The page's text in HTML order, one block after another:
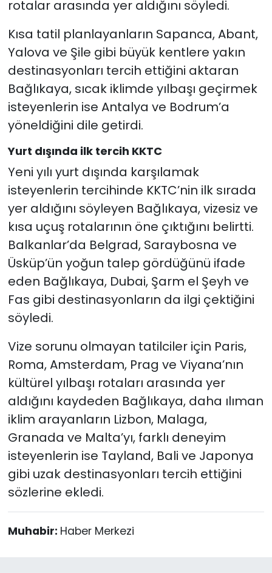
rotalar arasında yer aldığını söyledi.
Kısa tatil planlayanların Sapanca, Abant,
Yalova ve Şile gibi büyük kentlere yakın
destinasyonları tercih ettiğini aktaran
Bağlıkaya, sıcak iklimde yılbaşı geçirmek
isteyenlerin ise Antalya ve Bodrum’a
yöneldiğini dile getirdi.
Yurt dışında ilk tercih KKTC
Yeni yılı yurt dışında karşılamak
isteyenlerin tercihinde KKTC’nin ilk sırada
yer aldığını söyleyen Bağlıkaya, vizesiz ve
kısa uçuş rotalarının öne çıktığını belirtti.
Balkanlar’da Belgrad, Saraybosna ve
Üsküp’ün yoğun talep gördüğünü ifade
eden Bağlıkaya, Dubai, Şarm el Şeyh ve
Fas gibi destinasyonların da ilgi çektiğini
söyledi.
Vize sorunu olmayan tatilciler için Paris,
Roma, Amsterdam, Prag ve Viyana’nın
kültürel yılbaşı rotaları arasında yer
aldığını kaydeden Bağlıkaya, daha ılıman
iklim arayanların Lizbon, Malaga,
Granada ve Malta’yı, farklı deneyim
isteyenlerin ise Tayland, Bali ve Japonya
gibi uzak destinasyonları tercih ettiğini
sözlerine ekledi.
Muhabir: Haber Merkezi